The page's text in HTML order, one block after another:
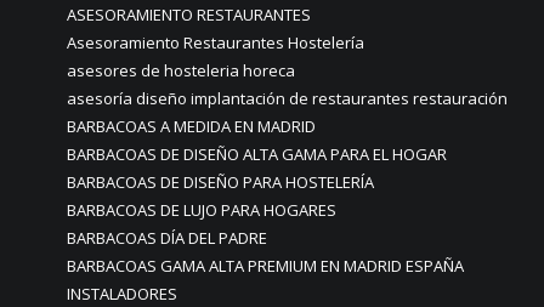
ASESORAMIENTO RESTAURANTES
Asesoramiento Restaurantes Hostelería
asesores de hosteleria horeca
asesoría diseño implantación de restaurantes restauración
BARBACOAS A MEDIDA EN MADRID
BARBACOAS DE DISEÑO ALTA GAMA PARA EL HOGAR
BARBACOAS DE DISEÑO PARA HOSTELERÍA
BARBACOAS DE LUJO PARA HOGARES
BARBACOAS DÍA DEL PADRE
BARBACOAS GAMA ALTA PREMIUM EN MADRID ESPAÑA
INSTALADORES